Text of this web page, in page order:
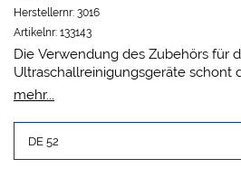
Herstellernr: 3016
Artikelnr: 133143
Die Verwendung des Zubehörs für
Ultraschallreinigungsgeräte schont
die Schwingwanne. Die Lochdeckel
DE 52:RK 52 und DT 52 für 1
DE 100:
DE 255:2 Einsatzgefäße.
mehr...